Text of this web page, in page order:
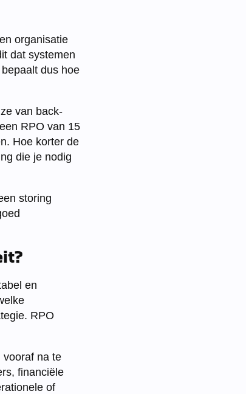
organisatie
dat systemen
dus hoe
van back-
RPO van 15
Hoe korter de
die je nodig
storing
en
RPO
vooraf na te
financiële
of